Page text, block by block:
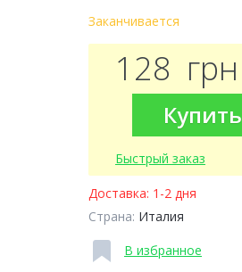
Заканчивается
128 грн
Купить
Быстрый заказ
Доставка: 1-2 дня
Страна: Италия
В избранное